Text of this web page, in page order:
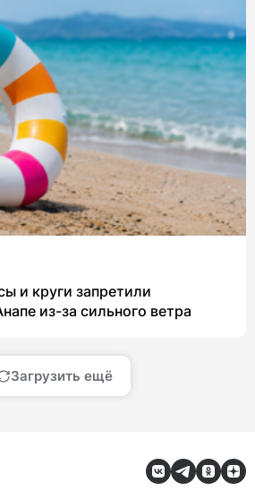
и круги запретили
из-за сильного ветра
Загрузить ещё